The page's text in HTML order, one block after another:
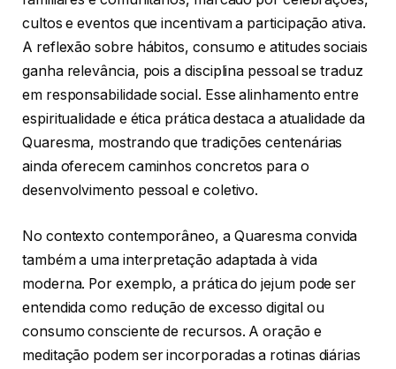
cultos e eventos que incentivam a participação ativa.
A reflexão sobre hábitos, consumo e atitudes sociais
ganha relevância, pois a disciplina pessoal se traduz
em responsabilidade social. Esse alinhamento entre
espiritualidade e ética prática destaca a atualidade da
Quaresma, mostrando que tradições centenárias
ainda oferecem caminhos concretos para o
desenvolvimento pessoal e coletivo.
No contexto contemporâneo, a Quaresma convida
também a uma interpretação adaptada à vida
moderna. Por exemplo, a prática do jejum pode ser
entendida como redução de excesso digital ou
consumo consciente de recursos. A oração e
meditação podem ser incorporadas a rotinas diárias